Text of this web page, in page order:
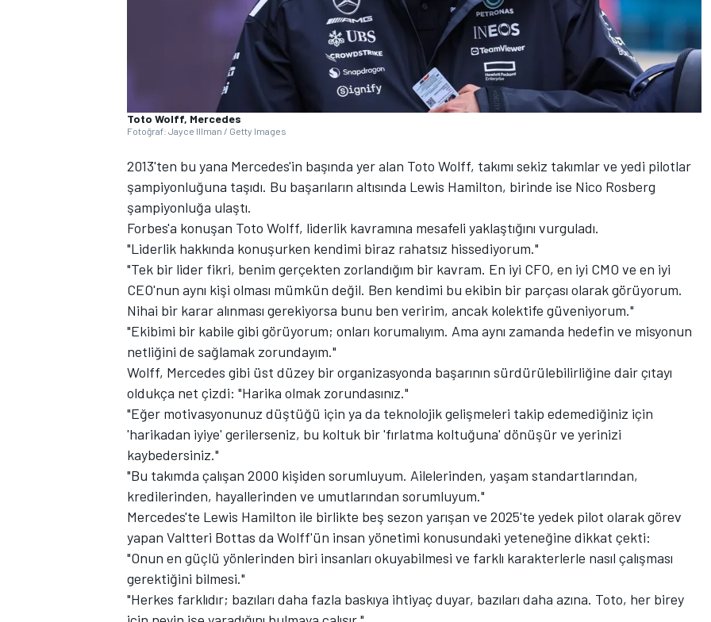
TÜRK SPORCULAR
Toto Wolff, Mercedes
Fotoğraf: Jayce Illman / Getty Images
2013'ten bu yana Mercedes'in başında yer alan Toto Wolff, takımı sekiz takımlar ve yedi pilotlar
şampiyonluğuna taşıdı. Bu başarıların altısında Lewis Hamilton, birinde ise Nico Rosberg
şampiyonluğa ulaştı.
Forbes'a konuşan Toto Wolff, liderlik kavramına mesafeli yaklaştığını vurguladı.
"Liderlik hakkında konuşurken kendimi biraz rahatsız hissediyorum."
"Tek bir lider fikri, benim gerçekten zorlandığım bir kavram. En iyi CFO, en iyi CMO ve en iyi
CEO'nun aynı kişi olması mümkün değil. Ben kendimi bu ekibin bir parçası olarak görüyorum.
Nihai bir karar alınması gerekiyorsa bunu ben veririm, ancak kolektife güveniyorum."
"Ekibimi bir kabile gibi görüyorum; onları korumalıyım. Ama aynı zamanda hedefin ve misyonun
netliğini de sağlamak zorundayım."
Wolff, Mercedes gibi üst düzey bir organizasyonda başarının sürdürülebilirliğine dair çıtayı
oldukça net çizdi: "Harika olmak zorundasınız."
"Eğer motivasyonunuz düştüğü için ya da teknolojik gelişmeleri takip edemediğiniz için
'harikadan iyiye' gerilerseniz, bu koltuk bir 'fırlatma koltuğuna' dönüşür ve yerinizi
kaybedersiniz."
"Bu takımda çalışan 2000 kişiden sorumluyum. Ailelerinden, yaşam standartlarından,
kredilerinden, hayallerinden ve umutlarından sorumluyum."
Mercedes'te Lewis Hamilton ile birlikte beş sezon yarışan ve 2025'te yedek pilot olarak görev
yapan Valtteri Bottas da Wolff'ün insan yönetimi konusundaki yeteneğine dikkat çekti:
"Onun en güçlü yönlerinden biri insanları okuyabilmesi ve farklı karakterlerle nasıl çalışması
gerektiğini bilmesi."
"Herkes farklıdır; bazıları daha fazla baskıya ihtiyaç duyar, bazıları daha azına. Toto, her birey